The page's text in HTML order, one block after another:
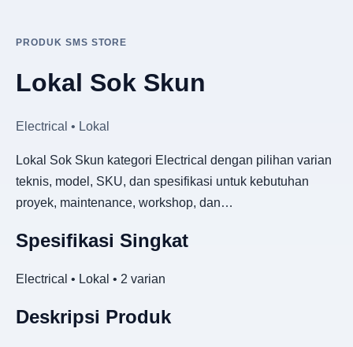
PRODUK SMS STORE
Lokal Sok Skun
Electrical • Lokal
Lokal Sok Skun kategori Electrical dengan pilihan varian
teknis, model, SKU, dan spesifikasi untuk kebutuhan
proyek, maintenance, workshop, dan…
Spesifikasi Singkat
Electrical • Lokal • 2 varian
Deskripsi Produk